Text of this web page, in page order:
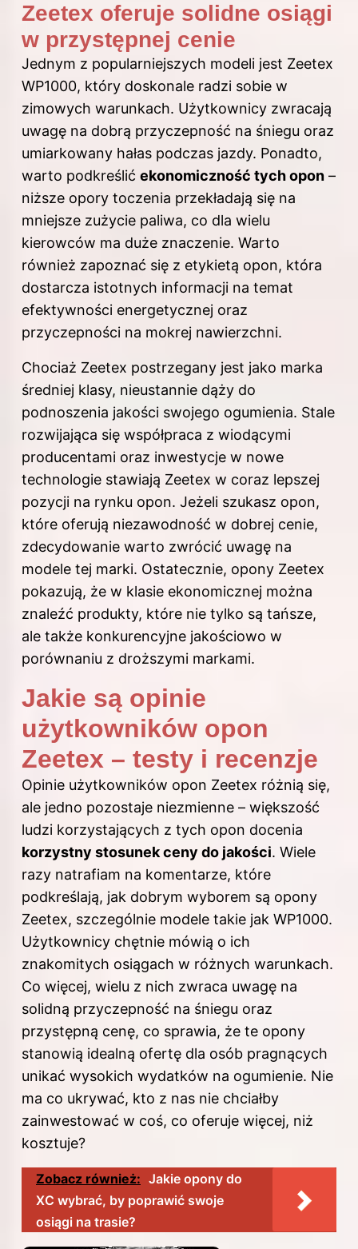
Zeetex oferuje solidne osiągi
w przystępnej cenie
Jednym z popularniejszych modeli jest Zeetex
WP1000, który doskonale radzi sobie w
zimowych warunkach. Użytkownicy zwracają
uwagę na dobrą przyczepność na śniegu oraz
umiarkowany hałas podczas jazdy. Ponadto,
warto podkreślić ekonomiczność tych opon –
niższe opory toczenia przekładają się na
mniejsze zużycie paliwa, co dla wielu
kierowców ma duże znaczenie. Warto
również zapoznać się z etykietą opon, która
dostarcza istotnych informacji na temat
efektywności energetycznej oraz
przyczepności na mokrej nawierzchni.
Chociaż Zeetex postrzegany jest jako marka
średniej klasy, nieustannie dąży do
podnoszenia jakości swojego ogumienia. Stale
rozwijająca się współpraca z wiodącymi
producentami oraz inwestycje w nowe
technologie stawiają Zeetex w coraz lepszej
pozycji na rynku opon. Jeżeli szukasz opon,
które oferują niezawodność w dobrej cenie,
zdecydowanie warto zwrócić uwagę na
modele tej marki. Ostatecznie, opony Zeetex
pokazują, że w klasie ekonomicznej można
znaleźć produkty, które nie tylko są tańsze,
ale także konkurencyjne jakościowo w
porównaniu z droższymi markami.
Jakie są opinie
użytkowników opon
Zeetex – testy i recenzje
Opinie użytkowników opon Zeetex różnią się,
ale jedno pozostaje niezmienne – większość
ludzi korzystających z tych opon docenia
korzystny stosunek ceny do jakości. Wiele
razy natrafiam na komentarze, które
podkreślają, jak dobrym wyborem są opony
Zeetex, szczególnie modele takie jak WP1000.
Użytkownicy chętnie mówią o ich
znakomitych osiągach w różnych warunkach.
Co więcej, wielu z nich zwraca uwagę na
solidną przyczepność na śniegu oraz
przystępną cenę, co sprawia, że te opony
stanowią idealną ofertę dla osób pragnących
unikać wysokich wydatków na ogumienie. Nie
ma co ukrywać, kto z nas nie chciałby
zainwestować w coś, co oferuje więcej, niż
kosztuje?
Zobacz również: Jakie opony do
XC wybrać, by poprawić swoje
osiągi na trasie?